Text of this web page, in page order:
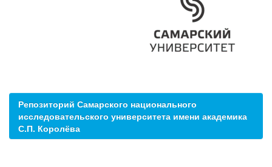
Репозиторий Самарского национального
исследовательского университета имени академика
С.П. Королёва